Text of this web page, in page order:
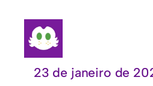
conteúdo
23 de janeiro de